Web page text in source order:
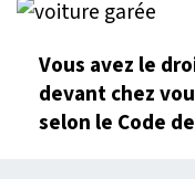
Vous avez le
devant chez
selon le Code